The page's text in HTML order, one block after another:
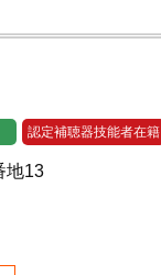
認定補聴器技能者在籍
地13